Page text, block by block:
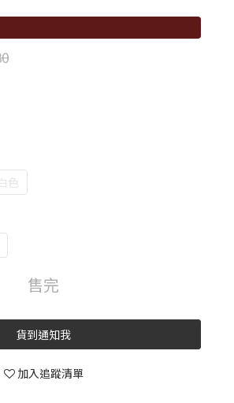
色
售完
貨到通知我
加入追蹤清單